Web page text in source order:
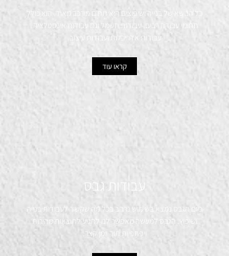
כל הנושא של בנייה ושיפוצים הוא תחום מורכב מאוד. הוא כולל
תחומי עבודה רבים. עבודות חשמל וגם עבודות אינסטלציה.
עבודות אדריכלות ועבודות עיצוב.
קראו עוד
עבודות גבס
כיום הגבס נמצא בשימוש נרחב בכל מה שקשור לעבודות בנייה
ושיפוץ. הגבס למעשה מאפשר לנו להגיע לתוצאות מהירות
ויפהפיות תוך זמן קצר.